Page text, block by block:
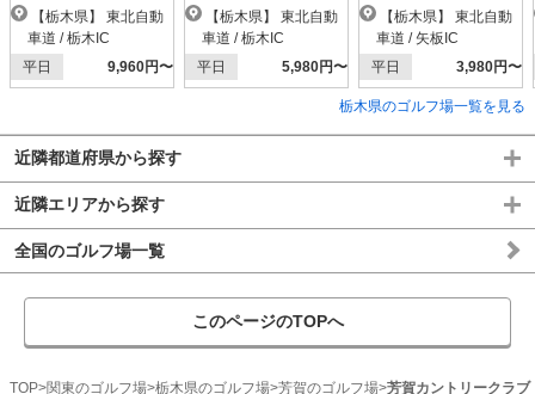
ＰＧＭ】
車道 / 栃木IC
平日
9,960円〜
車道 / 栃木IC
平日
5,980円〜
車道 / 矢板IC
平日
3,980円〜
栃木県のゴルフ場一覧を見る
近隣都道府県から探す
近隣エリアから探す
全国のゴルフ場一覧
このページのTOPへ
TOP 関東のゴルフ場 栃木県のゴルフ場 芳賀のゴルフ場 芳賀カントリークラブ